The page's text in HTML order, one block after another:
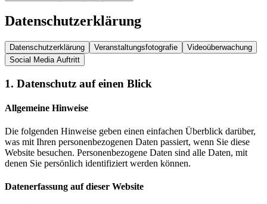
Datenschutzerklärung
Datenschutzerklärung Veranstaltungsfotografie
Videoüberwachung
Social Media Auftritt
1. Datenschutz auf einen Blick
Allgemeine Hinweise
Die folgenden Hinweise geben einen einfachen Überblick darüber,
was mit Ihren personenbezogenen Daten passiert, wenn Sie diese
Website besuchen. Personenbezogene Daten sind alle Daten, mit
denen Sie persönlich identifiziert werden können.
Datenerfassung auf dieser Website